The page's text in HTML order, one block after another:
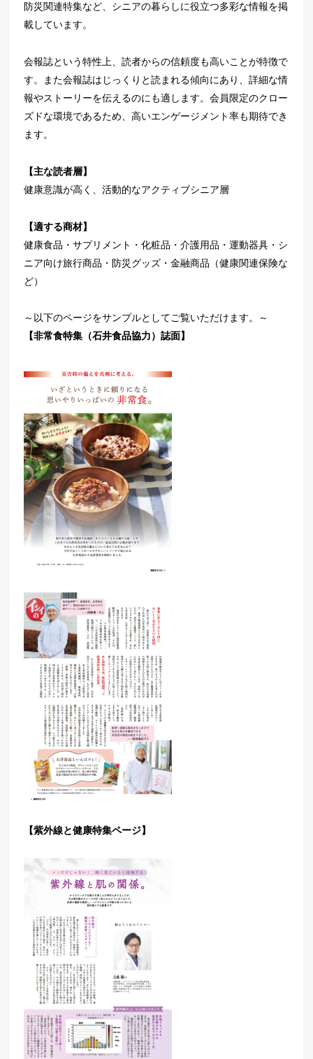
防災関連特集など、シニアの暮らしに役立つ多彩な情報を掲
載しています。
会報誌という特性上、読者からの信頼度も高いことが特徴で
す。また会報誌はじっくりと読まれる傾向にあり、詳細な情
報やストーリーを伝えるのにも適します。会員限定のクロー
ズドな環境であるため、高いエンゲージメント率も期待でき
ます。
【主な読者層】
健康意識が高く、活動的なアクティブシニア層
【適する商材】
健康食品・サプリメント・化粧品・介護用品・運動器具・シ
ニア向け旅行商品・防災グッズ・金融商品（健康関連保険な
ど）
～以下のページをサンプルとしてご覧いただけます。～
【非常食特集（石井食品協力）誌面】
【紫外線と健康特集ページ】